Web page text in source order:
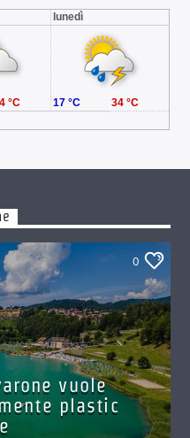
lunedì
°C 17 °C 34 °C
0
vuole
plastic